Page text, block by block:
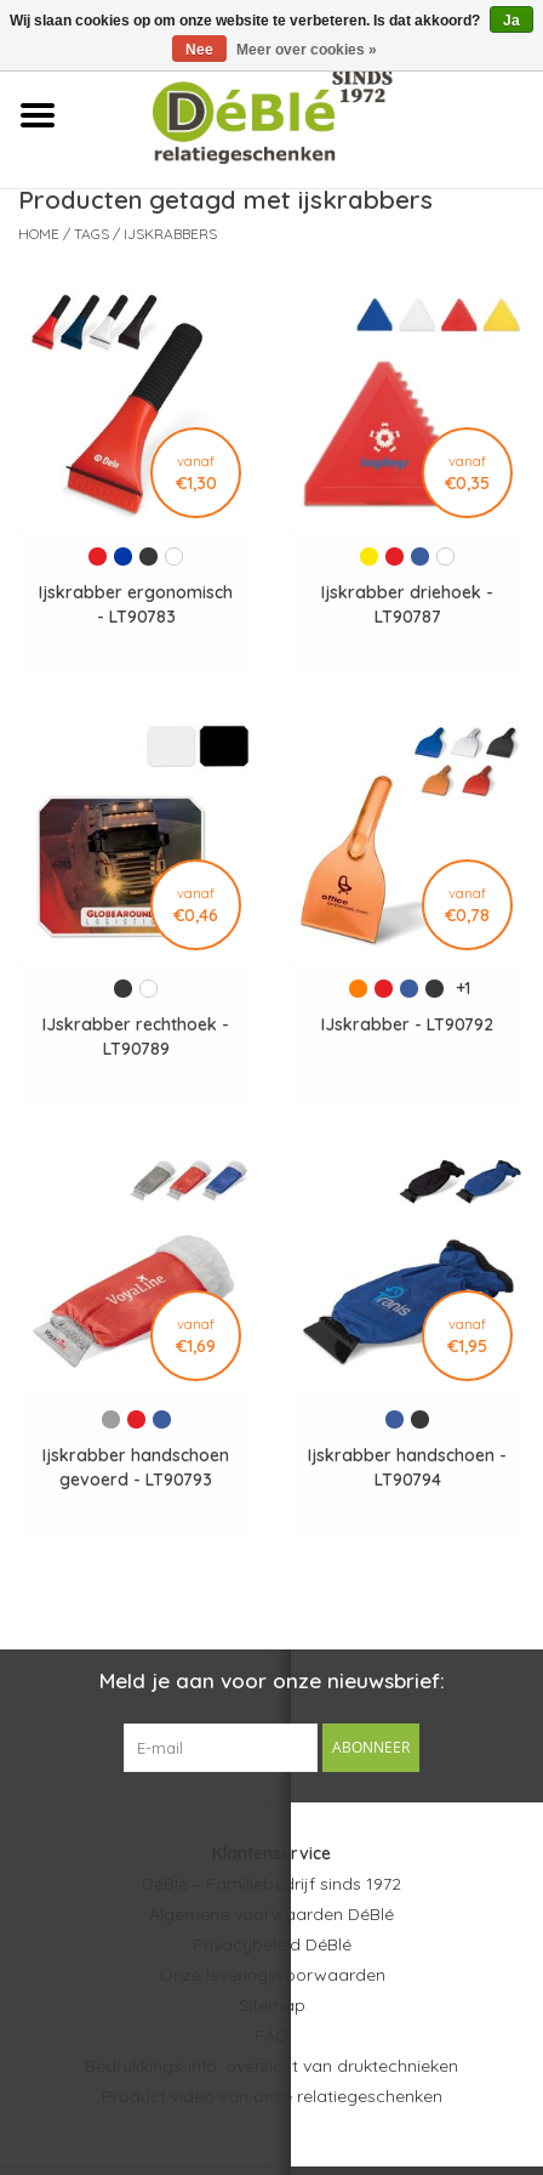
Over ons
Contact
Nieuws
Leveringsvoorwaarden
Producten getagd met ijskrabbers
HOME / TAGS / IJSKRABBERS
vanaf
€1,30
Ijskrabber ergonomisch
- LT90783
vanaf
€0,35
Ijskrabber driehoek -
LT90787
vanaf
€0,46
IJskrabber rechthoek -
LT90789
vanaf
€0,78
+1
IJskrabber - LT90792
vanaf
€1,69
Ijskrabber handschoen
gevoerd - LT90793
vanaf
€1,95
Ijskrabber handschoen -
LT90794
Meld je aan voor onze nieuwsbrief:
ABONNEER
Klantenservice
DéBlé – Familiebedrijf sinds 1972
Algemene voorwaarden DéBlé
Privacybeleid DéBlé
Onze leveringsvoorwaarden
Sitemap
Bedrukkings-info: overzicht van druktechnieken
Product video van onze relatiegeschenken
Wij slaan cookies op om onze website te verbeteren. Is dat akkoord?
Ja
Nee
Meer over cookies »